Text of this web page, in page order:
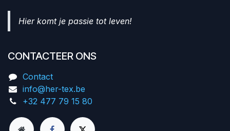
Hier komt je passie tot leven!
CONTACTEER ONS
Contact
info@her-tex.be
+32 477 79 15 80